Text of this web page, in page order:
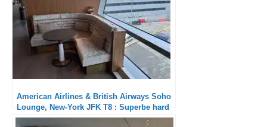
American Airlines & British Airways Soho
Lounge, New-York JFK T8 : Superbe hard
product et service aux petits soins